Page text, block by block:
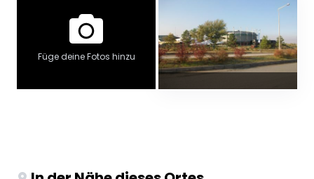
Füge deine Fotos hinzu